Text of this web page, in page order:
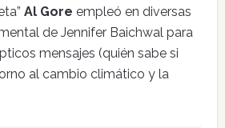
Al Gore empleó en diversas
de Jennifer Baichwal para
mensajes (quién sabe si
al cambio climático y la